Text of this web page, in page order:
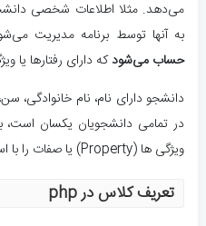
می‌دهد. مثلا اطلاعات شخصی
به آنها توسط برنامه مدیریت
حساب می‌شودکه دارای رفتار‌ها یا
دانشجو دارای نام، نام
در تمامی دانشجویان یکسان است،
ویژگی ها (Property) یا صفات را با استفاده از کلاس، پیاده‌سازی کنیم.
تعریف کلاس در php